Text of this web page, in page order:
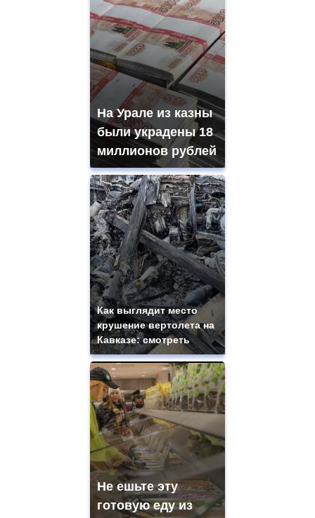
На Урале из казны
были украдены 18
миллионов рублей
Как выглядит место
крушение вертолета на
Кавказе: смотреть
Не ешьте эту
готовую еду из